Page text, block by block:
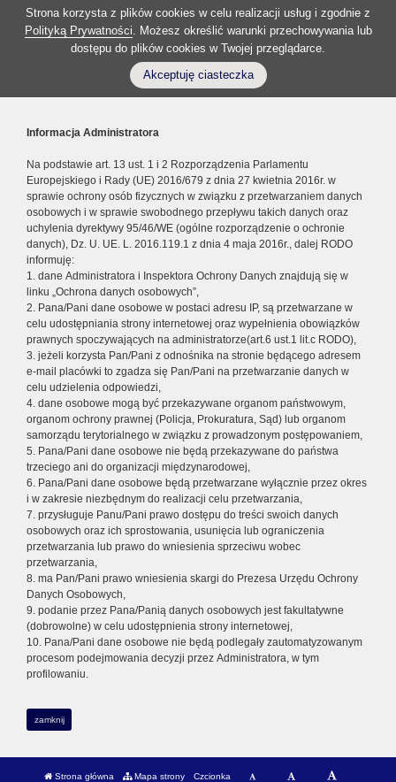
Strona korzysta z plików cookies w celu realizacji usług i zgodnie z
Polityką Prywatności. Możesz określić warunki przechowywania lub
dostępu do plików cookies w Twojej przeglądarce.
Akceptuję ciasteczka
Informacja Administratora
Na podstawie art. 13 ust. 1 i 2 Rozporządzenia Parlamentu
Europejskiego i Rady (UE) 2016/679 z dnia 27 kwietnia 2016r. w
sprawie ochrony osób fizycznych w związku z przetwarzaniem danych
osobowych i w sprawie swobodnego przepływu takich danych oraz
uchylenia dyrektywy 95/46/WE (ogólne rozporządzenie o ochronie
danych), Dz. U. UE. L. 2016.119.1 z dnia 4 maja 2016r., dalej RODO
informuję:
1. dane Administratora i Inspektora Ochrony Danych znajdują się w
linku „Ochrona danych osobowych”,
2. Pana/Pani dane osobowe w postaci adresu IP, są przetwarzane w
celu udostępniania strony internetowej oraz wypełnienia obowiązków
prawnych spoczywających na administratorze(art.6 ust.1 lit.c RODO),
3. jeżeli korzysta Pan/Pani z odnośnika na stronie będącego adresem
e-mail placówki to zgadza się Pan/Pani na przetwarzanie danych w
celu udzielenia odpowiedzi,
4. dane osobowe mogą być przekazywane organom państwowym,
organom ochrony prawnej (Policja, Prokuratura, Sąd) lub organom
samorządu terytorialnego w związku z prowadzonym postępowaniem,
5. Pana/Pani dane osobowe nie będą przekazywane do państwa
trzeciego ani do organizacji międzynarodowej,
6. Pana/Pani dane osobowe będą przetwarzane wyłącznie przez okres
i w zakresie niezbędnym do realizacji celu przetwarzania,
7. przysługuje Panu/Pani prawo dostępu do treści swoich danych
osobowych oraz ich sprostowania, usunięcia lub ograniczenia
przetwarzania lub prawo do wniesienia sprzeciwu wobec
przetwarzania,
8. ma Pan/Pani prawo wniesienia skargi do Prezesa Urzędu Ochrony
Danych Osobowych,
9. podanie przez Pana/Panią danych osobowych jest fakultatywne
(dobrowolne) w celu udostępnienia strony internetowej,
10. Pana/Pani dane osobowe nie będą podlegały zautomatyzowanym
procesom podejmowania decyzji przez Administratora, w tym
profilowaniu.
zamknij
Strona główna Mapa strony Czcionka